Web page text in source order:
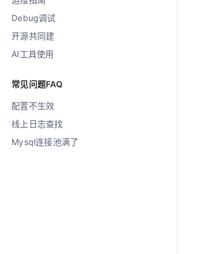
Debug调试
开源共同建
AI工具使用
常见问题FAQ
配置不生效
线上日志查找
Mysql连接池满了